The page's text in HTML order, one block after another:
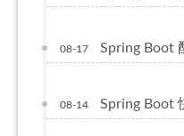
08-17 Spring Boot
08-14 Spring Boot